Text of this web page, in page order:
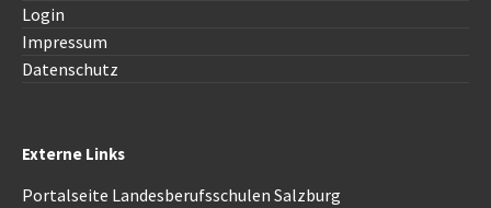
Login
Impressum
Datenschutz
Externe Links
Portalseite Landesberufsschulen Salzburg